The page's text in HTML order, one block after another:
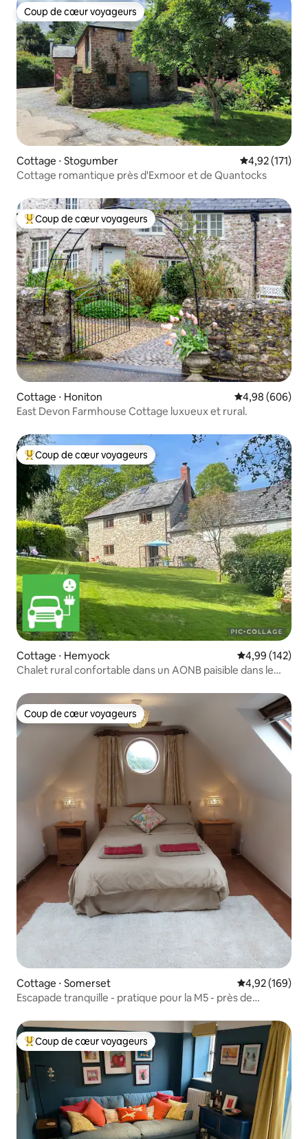
Coup de cœur voyageurs
Coup de cœur voyageurs
Cottage ⋅ Stogumber Évaluation
4,92 (171)
Cottage romantique près d'Exmoor et de Quantocks
Coups de cœur voyageurs les plus appréciés
Coup de cœur voyageurs
Cottage ⋅ Honiton Évaluation
4,98 (606)
East Devon Farmhouse Cottage luxueux et rural.
Coups de cœur voyageurs les plus appréciés
Coup de cœur voyageurs
Cottage ⋅ Hemyock Évaluation
4,99 (142)
Chalet rural confortable dans un AONB paisible dans le
Coup de cœur voyageurs
Coup de cœur voyageurs
Cottage ⋅ Somerset Évaluation
4,92 (169)
Escapade tranquille - pratique pour la M5 - près de
Coups de cœur voyageurs les plus appréciés
Coup de cœur voyageurs